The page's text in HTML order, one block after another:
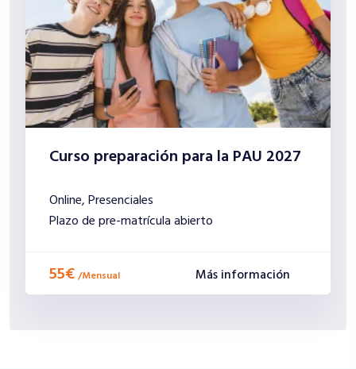
Curso preparación para la PAU 2027
Online,Presenciales
Plazo de pre-matrícula abierto
55€ /Mensual Más información